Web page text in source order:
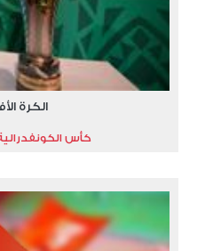
الكرة
كأس الكونفدرالية